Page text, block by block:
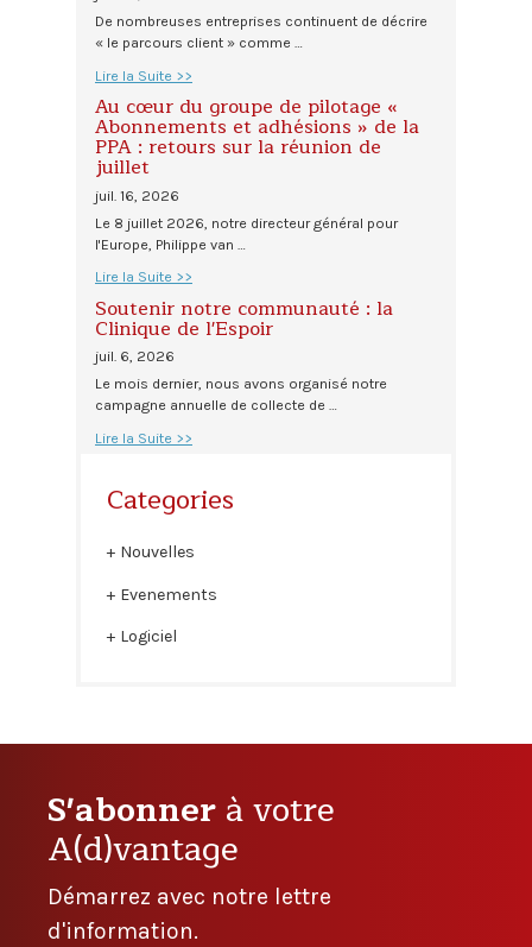
De nombreuses entreprises continuent de décrire
« le parcours client » comme …
Lire la Suite >>
Au cœur du groupe de pilotage «
Abonnements et adhésions » de la
PPA : retours sur la réunion de
juillet
juil. 16, 2026
Le 8 juillet 2026, notre directeur général pour
l'Europe, Philippe van …
Lire la Suite >>
Soutenir notre communauté : la
Clinique de l'Espoir
juil. 6, 2026
Le mois dernier, nous avons organisé notre
campagne annuelle de collecte de …
Lire la Suite >>
Categories
Nouvelles
Evenements
Logiciel
S'abonnerà votre
A(d)vantage
Démarrez avec notre lettre
d'information.